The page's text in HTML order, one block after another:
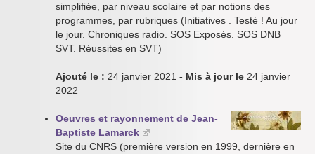
simplifiée, par niveau scolaire et par notions des
programmes, par rubriques (Initiatives . Testé ! Au jour
le jour. Chroniques radio. SOS Exposés. SOS DNB
SVT. Réussites en SVT)
Ajouté le : 24 janvier 2021 - Mis à jour le 24 janvier
2022
Oeuvres et rayonnement de Jean-
Baptiste Lamarck
Site du CNRS (première version en 1999, dernière en